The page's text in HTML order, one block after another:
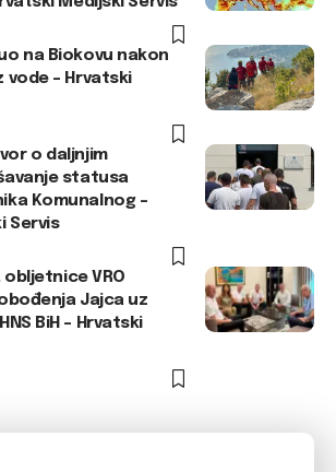
na Biokovu nakon
– Hrvatski
o daljnjim
statusa
Komunalnog –
Servis
obljetnice VRO
Jajca uz
BiH – Hrvatski